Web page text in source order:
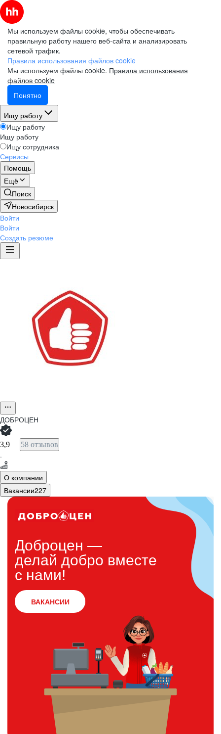
Мы используем файлы cookie, чтобы обеспечивать
правильную работу нашего веб-сайта и анализировать
сетевой трафик.
Правила использования файлов cookie
Мы используем файлы cookie. Правила использования
файлов cookie
Понятно
Ищу работу
Ищу работу
Ищу работу
Ищу сотрудника
Сервисы
Помощь
Ещё
Поиск
Новосибирск
Войти
Войти
Создать резюме
ДОБРОЦЕН
3,9 58 отзывов
·
О компании
Вакансии227
Доброцен —
делай добро вместе
с нами!
ВАКАНСИИ